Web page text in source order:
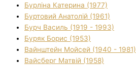
Бурліна Катерина (1977)
Буртовий Анатолій (1961)
Бурч Василь (1919 - 1993)
Буряк Борис (1953)
Вайнштейн Мойсей (1940 - 1981)
Вайсберг Матвій (1958)